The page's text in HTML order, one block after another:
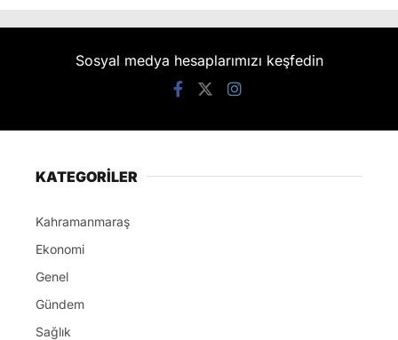
Sosyal medya hesaplarımızı keşfedin
KATEGORİLER
Kahramanmaraş
Ekonomi
Genel
Gündem
Sağlık